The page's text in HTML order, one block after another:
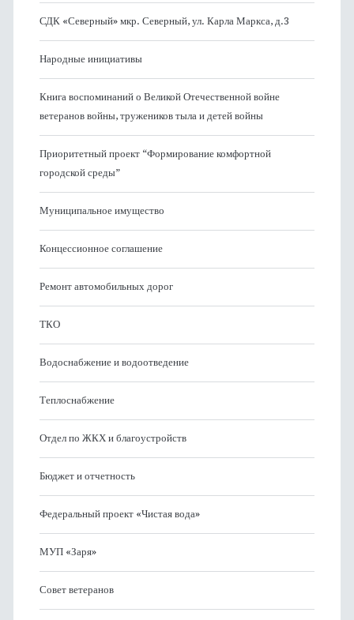
СДК «Северный» мкр. Северный, ул. Карла Маркса, д.3
Народные инициативы
Книга воспоминаний о Великой Отечественной войне
ветеранов войны, тружеников тыла и детей войны
Приоритетный проект “Формирование комфортной
городской среды”
Муниципальное имущество
Концессионное соглашение
Ремонт автомобильных дорог
ТКО
Водоснабжение и водоотведение
Теплоснабжение
Отдел по ЖКХ и благоустройств
Бюджет и отчетность
Федеральный проект «Чистая вода»
МУП «Заря»
Совет ветеранов